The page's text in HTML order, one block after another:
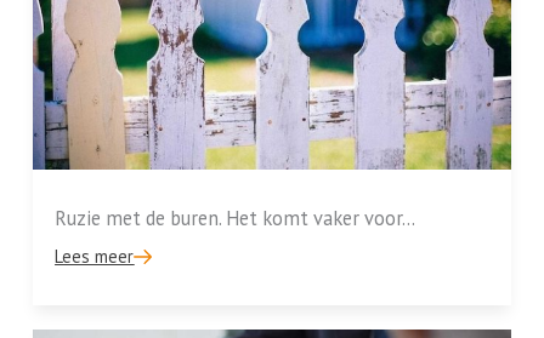
Ruzie met de buren. Het komt vaker voor...
Lees meer